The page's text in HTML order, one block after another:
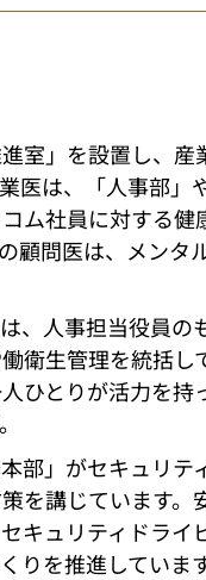
室」を設置し、
医は、「人事部」
ム社員に対する
顧問医は、メンタ
、人事担当役員の
衛生管理を統括し
ひとりが活力を
部」がセキュリテ
を講じています。
キュリティドラ
りを推進しています